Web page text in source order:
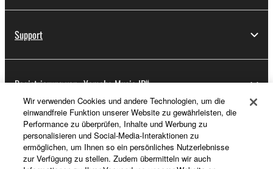
Support
Registrierung von „Yamaha Music ID“
Über Yamaha
Wir verwenden Cookies und andere Technologien, um die
einwandfreie Funktion unserer Website zu gewährleisten, die
Performance zu überprüfen, Inhalte und Werbung zu
personalisieren und Social-Media-Interaktionen zu
ermöglichen, um Ihnen so ein persönliches Nutzerlebnisse
zur Verfügung zu stellen. Zudem übermitteln wir auch